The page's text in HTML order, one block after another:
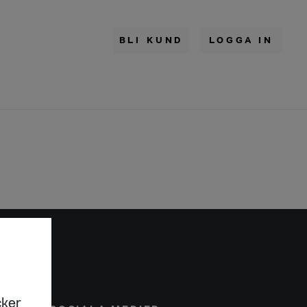
BLI KUND LOGGA IN